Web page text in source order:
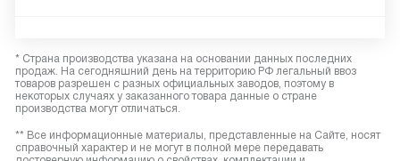
* Страна производства указана на основании данных последних
продаж. На сегодняшний день на территорию РФ легальный ввоз
товаров разрешен с разных официальных заводов, поэтому в
некоторых случаях у заказанного товара данные о стране
производства могут отличаться.
** Все информационные материалы, представленные на Сайте, носят
справочный характер и не могут в полной мере передавать